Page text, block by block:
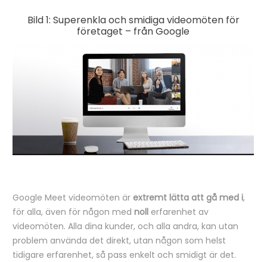
g
Bild 1: Superenkla och smidiga videomöten för
företaget – från Google
Google Meet videomöten är extremt lätta att gå med i,
för alla, även för någon med noll erfarenhet av
videomöten. Alla dina kunder, och alla andra, kan utan
problem använda det direkt, utan någon som helst
tidigare erfarenhet, så pass enkelt och smidigt är det.